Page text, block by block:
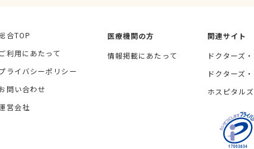
合TOP
ご利用にあたって
ライバシーポリシー
問い合わせ
営会社
医療機関の方
情報掲載にあたって
関連サイト
ドクターズ
ドクターズ
ホスピタル